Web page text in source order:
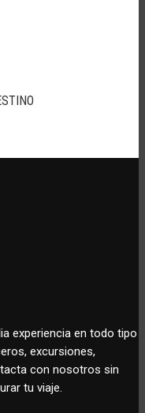
experiencia en todo tipo
excursiones,
con nosotros sin
tu viaje.